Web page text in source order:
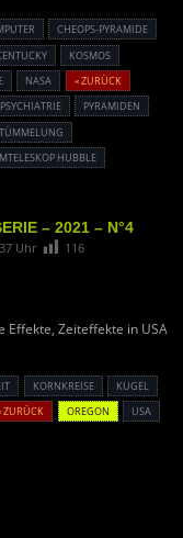
CHEOPS-PYRAMIDE
KOSMOS
NASA
« ZURÜCK
PSYCHIATRIE
PYRAMIDEN
HUBBLE
– 2021 – N°4
Uhr 116
Effekte, Zeiteffekte in USA
KORNKREISE
KUGEL
ZURÜCK OREGON
USA